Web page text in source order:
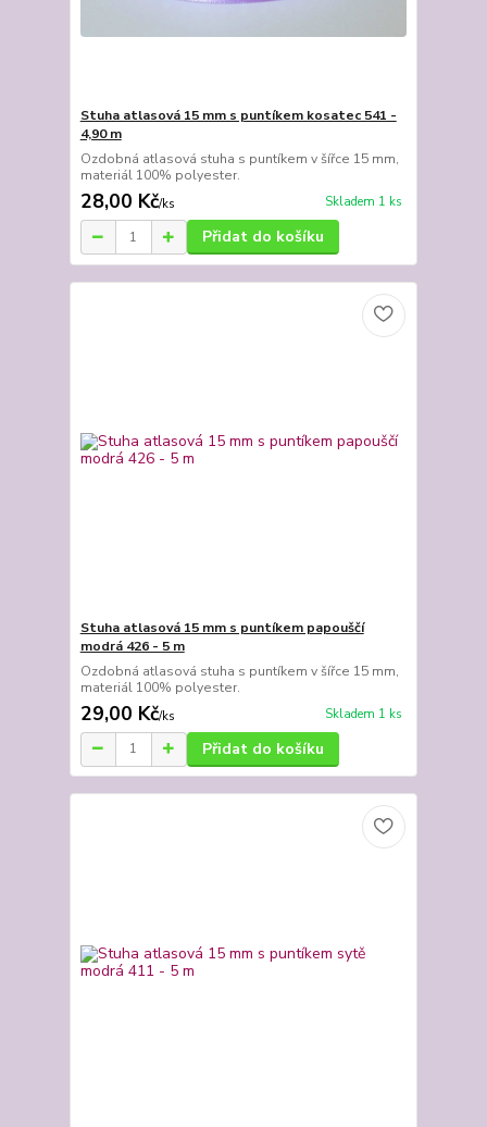
Stuha atlasová 15 mm s puntíkem kosatec 541 -
4,90 m
Ozdobná atlasová stuha s puntíkem v šířce 15 mm,
materiál 100% polyester.
28,00 Kč/ks Skladem 1 ks
Přidat do košíku
Stuha atlasová 15 mm s puntíkem papouščí
modrá 426 - 5 m
Ozdobná atlasová stuha s puntíkem v šířce 15 mm,
materiál 100% polyester.
29,00 Kč/ks Skladem 1 ks
Přidat do košíku